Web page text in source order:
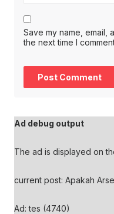
Save my name, email,
the next time I
Ad debug output
The ad is displayed on
current post: Apakah
Ad: tes (4740)